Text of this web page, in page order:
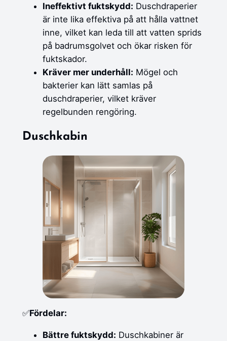
Ineffektivt fuktskydd: Duschdraperier
är inte lika effektiva på att hålla vattnet
inne, vilket kan leda till att vatten sprids
på badrumsgolvet och ökar risken för
fuktskador.
Kräver mer underhåll: Mögel och
bakterier kan lätt samlas på
duschdraperier, vilket kräver
regelbunden rengöring.
Duschkabin
✅Fördelar:
Bättre fuktskydd: Duschkabiner är